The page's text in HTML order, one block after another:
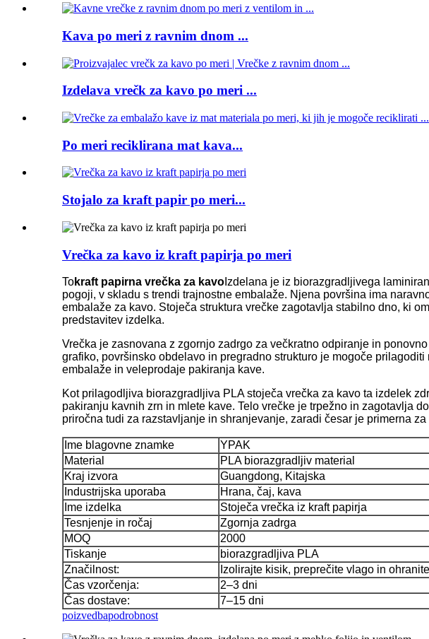
Kava po meri z ravnim dnom ...
Izdelava vrečk za kavo po meri ...
Po meri reciklirana mat kava...
Stojalo za kraft papir po meri...
Vrečka za kavo iz kraft papirja po meri
Tokraft papirna vrečka za kavo Izdelana je iz biorazgradljivega
pogoji, v skladu s trendi trajnostne embalaže. Njena površina ima
embalaže za kavo. Stoječa struktura vrečke zagotavlja stabilno dno, ki
predstavitev izdelka.
Vrečka je zasnovana z zgornjo zadrgo za večkratno odpiranje in
grafiko, površinsko obdelavo in pregradno strukturo je mogoče
embalaže in veleprodaje pakiranja kave.
Kot prilagodljiva biorazgradljiva PLA stoječa vrečka za kavo ta izdelek
pakiranju kavnih zrn in mlete kave. Telo vrečke je trpežno in zagotavlja
priročna tudi za razstavljanje in shranjevanje, zaradi česar je primerna
Ime blagovne znamke
YPAK
Material
PLA biorazgradljiv material
Kraj izvora
Guangdong, Kitajska
Industrijska uporaba
Hrana, čaj, kava
Ime izdelka
Stoječa vrečka iz kraft papirja
Tesnjenje in ročaj
Zgornja zadrga
MOQ
2000
Tiskanje
biorazgradljiva PLA
Značilnost:
Izolirajte kisik, preprečite vlago in
Čas vzorčenja:
2–3 dni
Čas dostave:
7–15 dni
poizvedbapodrobnost